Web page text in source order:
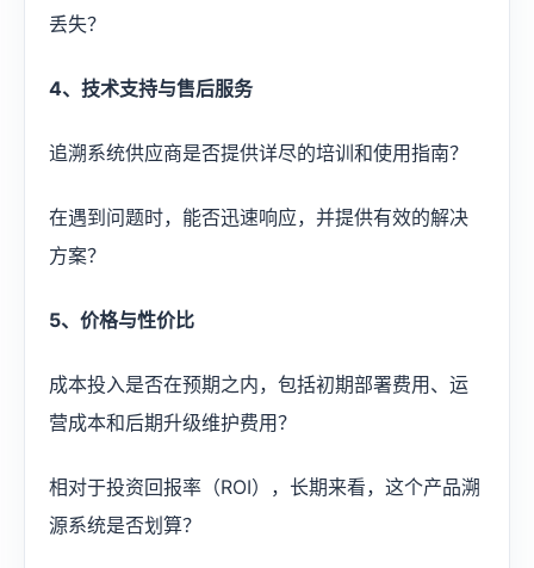
丢失？
4、技术支持与售后服务
追溯系统供应商是否提供详尽的培训和使用指南？
在遇到问题时，能否迅速响应，并提供有效的解决
方案？
5、价格与性价比
成本投入是否在预期之内，包括初期部署费用、运
营成本和后期升级维护费用？
相对于投资回报率（ROI），长期来看，这个产品溯
源系统是否划算？